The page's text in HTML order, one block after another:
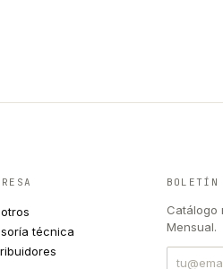
técnica
BOLETÍN
Catálogo
Mensual.